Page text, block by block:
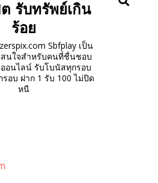
รับทรัพย์เกิน
ร้อย
Sbfplay เป็น
สนใจสำหรับคนที่ชื่นชอบ
อนไลน์ รับโบนัสทุกรอบ
อบ ฝาก 1 รับ 100 ไม่ปิด
หนี